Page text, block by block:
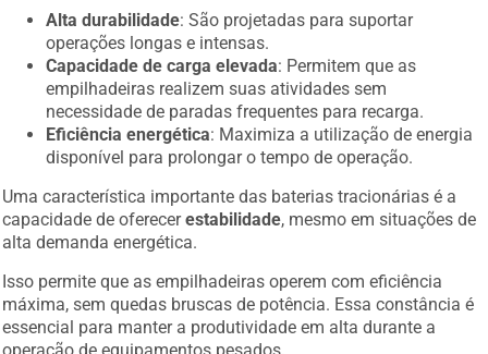
Alta durabilidade: São projetadas para suportar
operações longas e intensas.
Capacidade de carga elevada: Permitem que as
empilhadeiras realizem suas atividades sem
necessidade de paradas frequentes para recarga.
Eficiência energética: Maximiza a utilização de energia
disponível para prolongar o tempo de operação.
Uma característica importante das baterias tracionárias é a
capacidade de oferecer estabilidade , mesmo em situações de
alta demanda energética.
Isso permite que as empilhadeiras operem com eficiência
máxima, sem quedas bruscas de potência. Essa constância é
essencial para manter a produtividade em alta durante a
operação de equipamentos pesados.